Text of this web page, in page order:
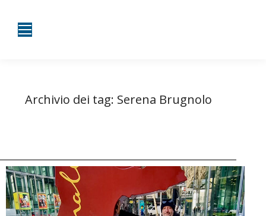
Archivio dei tag: Serena Brugnolo